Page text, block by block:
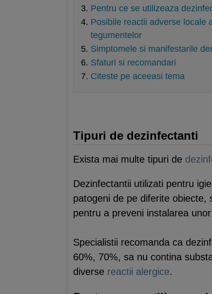
Pentru ce se utilizeaza
Posibile reactii adverse locale
tegumentelor
Simptomele si manifestarile
Sfaturi si recomandari
Citeste pe aceeasi tema
Tipuri de dezinfectanti
Exista mai multe tipuri de
Dezinfectantii utilizati pentru
patogeni de pe diferite obiecte,
pentru a preveni instalarea
Specialistii recomanda ca
60%, 70%, sa nu contina
diverse reactii alergice.